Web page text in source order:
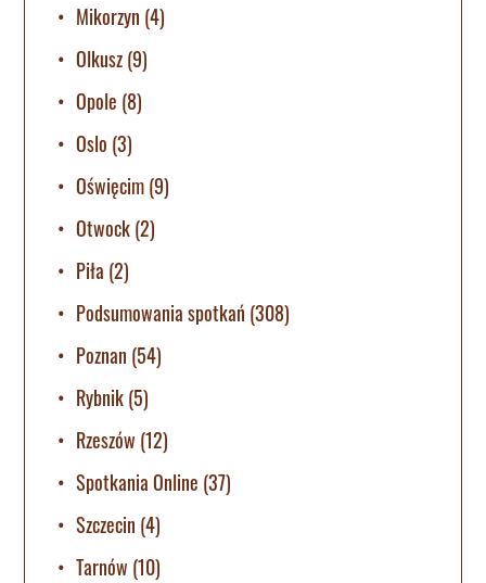
Mikorzyn (4)
Olkusz(9)
Opole (8)
Oslo (3)
Oświęcim(9)
Otwock(2)
Piła (2)
Podsumowania spotkań (308)
Poznan (54)
Rybnik(5)
Rzeszów (12)
Spotkania Online (37)
Szczecin (4)
Tarnów (10)